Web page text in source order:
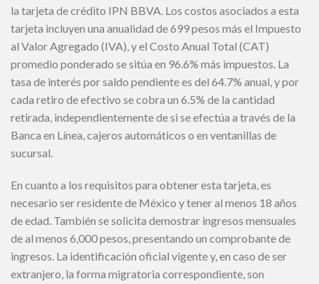
la tarjeta de crédito IPN BBVA. Los costos asociados a esta
tarjeta incluyen una anualidad de 699 pesos más el Impuesto
al Valor Agregado (IVA), y el Costo Anual Total (CAT)
promedio ponderado se sitúa en 96.6% más impuestos. La
tasa de interés por saldo pendiente es del 64.7% anual, y por
cada retiro de efectivo se cobra un 6.5% de la cantidad
retirada, independientemente de si se efectúa a través de la
Banca en Línea, cajeros automáticos o en ventanillas de
sucursal.
En cuanto a los requisitos para obtener esta tarjeta, es
necesario ser residente de México y tener al menos 18 años
de edad. También se solicita demostrar ingresos mensuales
de al menos 6,000 pesos, presentando un comprobante de
ingresos. La identificación oficial vigente y, en caso de ser
extranjero, la forma migratoria correspondiente, son